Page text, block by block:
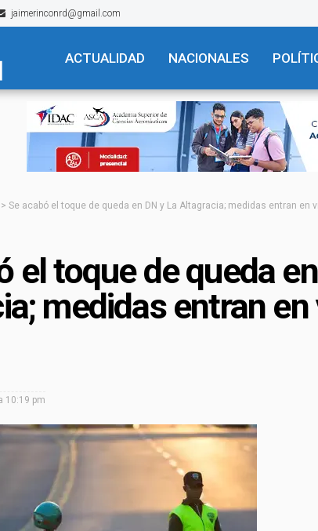
jaimerinconrd@gmail.com
ACTUALIDAD NACIONALES
> Se acabó el toque de queda en DN y La Altagracia; medidas entran en
el toque de queda
medidas entran en
10:19 pm